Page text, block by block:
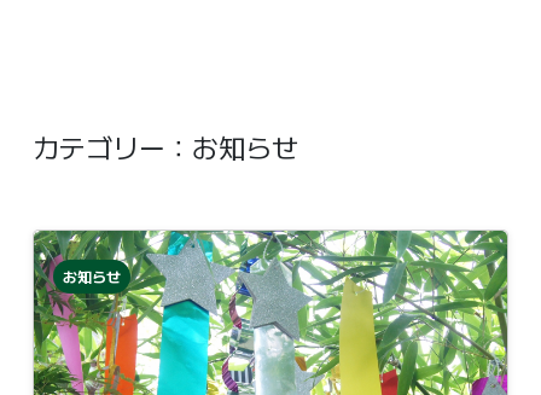
カテゴリー：お知らせ
お知らせ